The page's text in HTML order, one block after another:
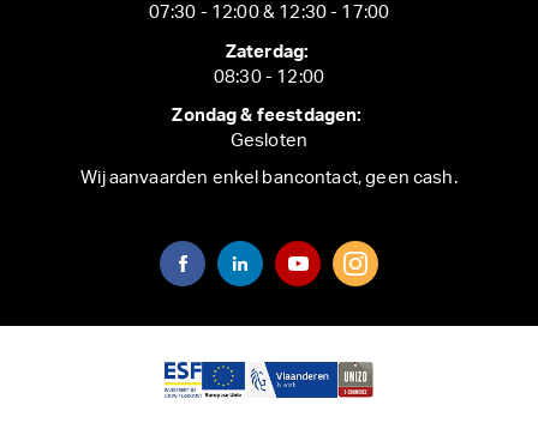
07:30 - 12:00 & 12:30 - 17:00
Zaterdag:
08:30 - 12:00
Zondag & feestdagen:
Gesloten
Wij aanvaarden enkel bancontact, geen cash.